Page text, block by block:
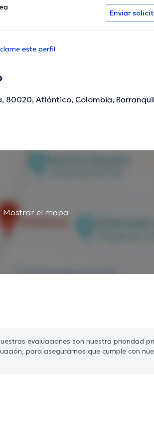
Enviar
este perfil
80020, Atlántico, Colombia,
Mostrar el mapa
evaluaciones son nuestra prioridad
para asegurarnos que cumple con